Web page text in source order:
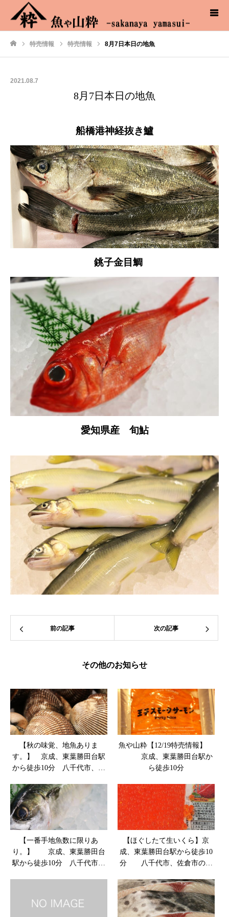
特売情報 特売情報 8月7日本日の地魚
2021.08.7
8月7日本日の地魚
船橋港神経抜き鱸
銚子金目鯛
愛知県産 旬鮎
前の記事 次の記事
その他のお知らせ
【秋の味覚、地魚ありま
す。】 京成、東葉勝田台駅
から徒歩10分 八千代市、佐
魚や山粋【12/19特売情報】
京成、東葉勝田台駅か
ら徒歩10分
【一番手地魚数に限りあ
り。】 京成、東葉勝田台
駅から徒歩10分 八千代市、
【ほぐしたて生いくら】京
成、東葉勝田台駅から徒歩10
分 八千代市、佐倉市の鮮